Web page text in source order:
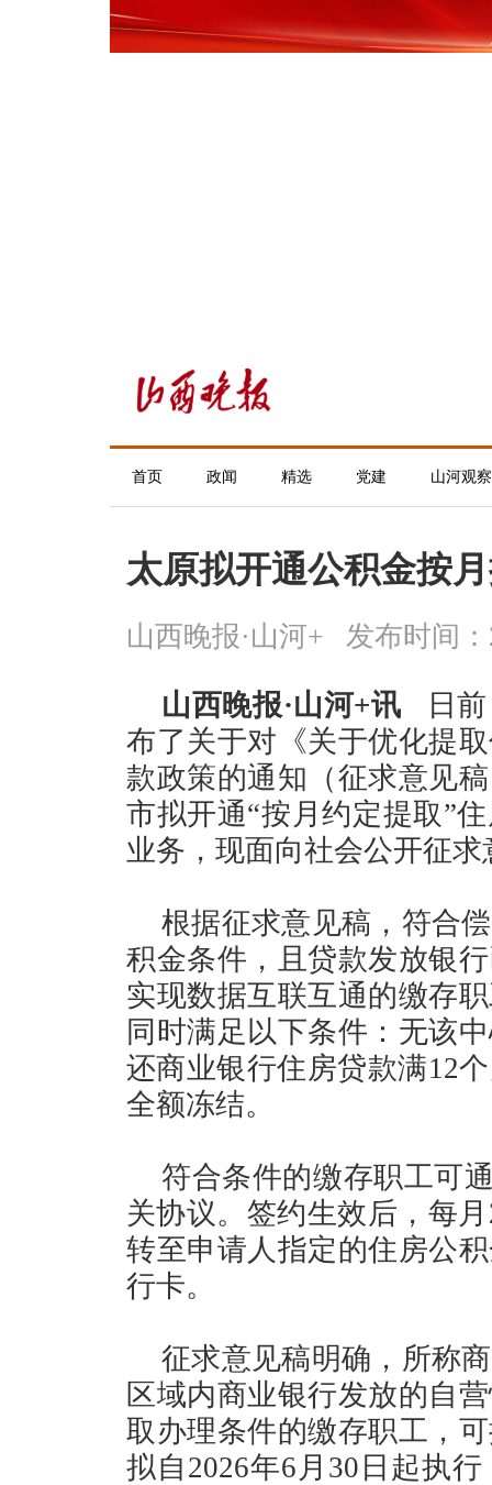
首页 政闻 精选 党建 山河观察
太原拟开通公积金按
山西晚报·山河+ 发布时间：
山西晚报·山河+讯 日前
布了关于对《关于优化提
款政策的通知（征求意见
市拟开通“按月约定提取”
业务，现面向社会公开征求
根据征求意见稿，符合
积金条件，且贷款发放银
实现数据互联互通的缴存
同时满足以下条件：无该
还商业银行住房贷款满12
全额冻结。
符合条件的缴存职工可
关协议。签约生效后，每
转至申请人指定的住房公
行卡。
征求意见稿明确，所称
区域内商业银行发放的自
取办理条件的缴存职工，
拟自2026年6月30日起执